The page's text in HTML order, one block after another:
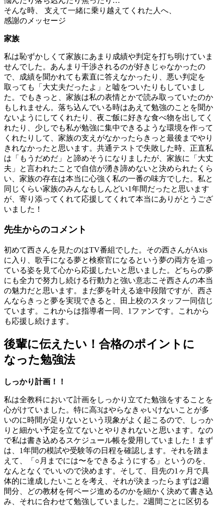
そんな時、 支えて一緒に乗り越えてくれた人へ、
感謝のメッセージ
家族
私は恥ずかしくて家族にあまり成績や判定を打ち明けていま
せんでした。あんまり干渉されるのが好きじゃなかったの
で、成績を聞かれても素直に答えなかったり、悪い判定を
取っても「大丈夫だったよ」と嘘をついたりもしていまし
た。でもきっと、家族は私の表情とかで読み取っていたのか
もしれません。落ち込んでいる時はあえて勉強のことを聞か
ないようにしてくれたり、夜ご飯に好きな食べ物を出してく
れたり、少しでも私が勉強に集中できるような環境を作って
くれたりして、家族の支えがなかったらきっと最後までやり
きれなかったと思います。共通テストで失敗した時、正直私
は「もうだめだ」と諦めそうになりましたが、家族に「大丈
夫」と言われたことで自信が湧き諦めないと決められたくら
い、家族の存在は本当に心強く私の一番の味方でした。私と
同じくらい家族のみんなもしんどい1年間だったと思います
が、寄り添ってくれて応援してくれて本当にありがとうござ
いました！
先生からのコメン ト
初めて西さんを見たのはTV番組でした。その西さんがAxis
に入り、歌手になる夢と検察官になるという夢の両方を追っ
ている姿を見て心から応援したいと思いました。どちらの夢
にも全力で努力し続ける行動力と強い意志こそ西さんの本当
の魅力だと思います。まだ夢を叶える途中段階ですが、西さ
んならきっと夢を実現できると、田上校のスタッフ一同信じ
ています。これからは指導者一同、1ファンです。これから
も応援し続けます。
後輩に伝えたい！合格のポイントに
なった勉強法
しっかり計画！！
私は全教科において計画をしっかり立てた勉強をすることを
心がけていました。特に高3はやらなきゃいけないことが多
いのに時間が足りないという現象がよく起こるので、しっか
りと細かい予定を立てないとやりきれないと思います。なの
で私は書き込めるスケジュール帳を愛用していました！まず
は、1年間の模試や受験等の日程を確認します。それを踏ま
えて、「○月までには〜をできるようにする」というのを、
なんとなくでいいので決めます。そして、目先の1ヶ月で具
体的に達成したいことを考え、それが決まったらまずは2週
間分、どの教材を何ページ進めるのかを細かく決めて書き込
み、それに合わせて勉強していました。2週間ごとに区切る